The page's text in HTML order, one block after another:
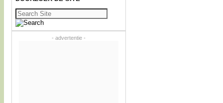
Zoeken
naar:
- advertentie -